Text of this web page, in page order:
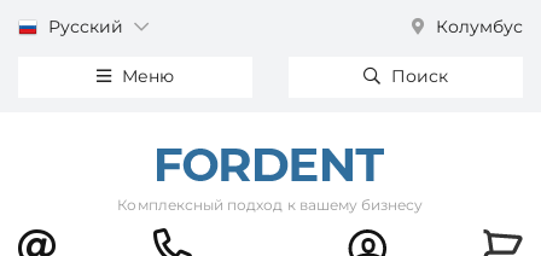
Русский Колумбус
Меню Поиск
Комплексный подход к вашему бизнесу